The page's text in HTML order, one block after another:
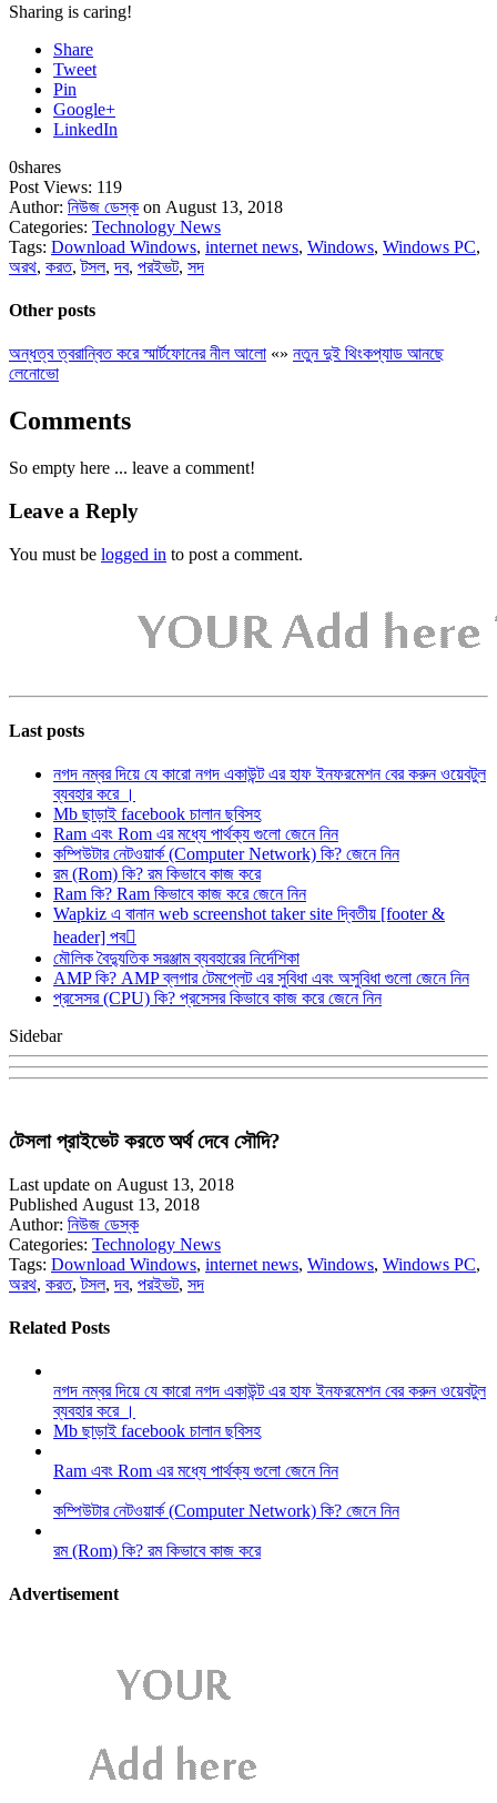
Sharing is caring!
Share
Tweet
Pin
Google+
LinkedIn
0shares
Post Views: 119
Author: নিউজ ডেস্ক on August 13, 2018
Categories: Technology News
Tags: Download Windows, internet news, Windows, Windows PC,
অরথ, করত,টসল,দব, পরইভট, সদ
Other posts
অন্ধত্ব ত্বরান্বিত করে স্মার্টফোনের নীল আলো «» নতুন দুই থিংকপ্যাড আনছে
লেনোভো
Comments
So empty here ... leave a comment!
Leave a Reply
You must be logged in to post a comment.
Last posts
নগদ নম্বর দিয়ে যে কারো নগদ একাউন্ট এর হাফ ইনফরমেশন বের করুন ওয়েবটুল
ব্যবহার করে ।
Mb ছাড়াই facebook চালান ছবিসহ
Ram এবং Rom এর মধ্যে পার্থক্য গুলো জেনে নিন
কম্পিউটার নেটওয়ার্ক (Computer Network) কি? জেনে নিন
রম (Rom) কি? রম কিভাবে কাজ করে
Ram কি? Ram কিভাবে কাজ করে জেনে নিন
Wapkiz এ বানান web screenshot taker site দ্বিতীয় [footer &
header] পব
মৌলিক বৈদ্যুতিক সরঞ্জাম ব্যবহারের নির্দেশিকা
AMP কি? AMP ব্লগার টেমপ্লেট এর সুবিধা এবং অসুবিধা গুলো জেনে নিন
প্রসেসর (CPU) কি? প্রসেসর কিভাবে কাজ করে জেনে নিন
Sidebar
টেসলা প্রাইভেট করতে অর্থ দেবে সৌদি?
Last update on August 13, 2018
Published August 13, 2018
Author: নিউজ ডেস্ক
Categories: Technology News
Tags: Download Windows, internet news, Windows, Windows PC,
অরথ, করত,টসল,দব, পরইভট, সদ
Related Posts
নগদ নম্বর দিয়ে যে কারো নগদ একাউন্ট এর হাফ ইনফরমেশন বের করুন ওয়েবটুল
ব্যবহার করে ।
Mb ছাড়াই facebook চালান ছবিসহ
Ram এবং Rom এর মধ্যে পার্থক্য গুলো জেনে নিন
কম্পিউটার নেটওয়ার্ক (Computer Network) কি? জেনে নিন
রম (Rom) কি? রম কিভাবে কাজ করে
Advertisement